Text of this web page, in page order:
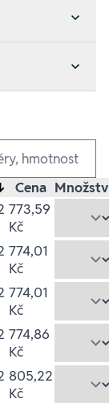
Cena
773,59
Kč
774,01
Kč
774,01
Kč
774,86
Kč
805,22
Kč